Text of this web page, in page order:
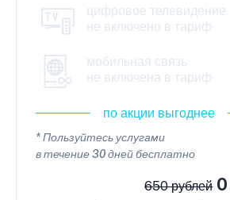
цифровое телевидение
не включено в тариф
мобильная связь
не включена в тариф
по акции выгоднее
* Пользуйтесь услугами
в течение 30 дней бесплатно
650 рублей0